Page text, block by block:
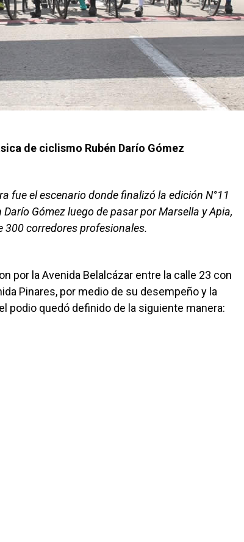
de ciclismo Rubén Darío Gómez
fue el escenario donde finalizó la edición N°11
Gómez luego de pasar por Marsella y Apia,
300 corredores profesionales.
por la Avenida Belalcázar entre la calle 23 con
Pinares, por medio de su desempeño y la
podio quedó definido de la siguiente manera: